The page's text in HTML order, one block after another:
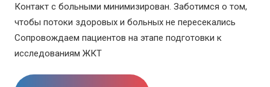
Контакт с больными минимизирован. Заботимся о том,
чтобы потоки здоровых и больных не пересекались
Сопровождаем пациентов на этапе подготовки к
исследованиям ЖКТ